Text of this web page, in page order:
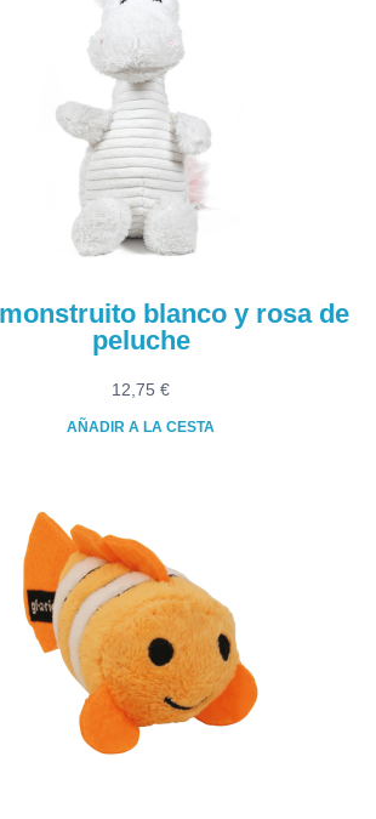
blanco y rosa de
peluche
12,75 €
AÑADIR A LA CESTA